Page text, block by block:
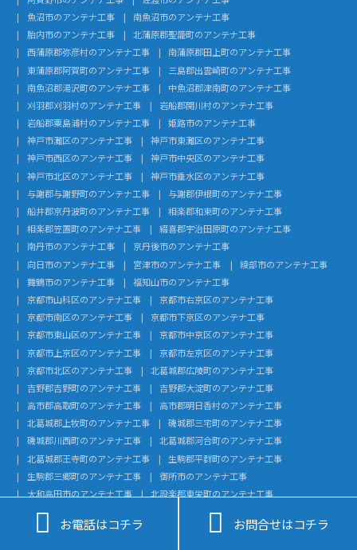
魚沼市のアンテナ工事
南魚沼市のアンテナ工事
胎内市のアンテナ工事
北蒲原郡聖籠町のアンテナ工事
西蒲原郡弥彦村のアンテナ工事
南蒲原郡田上町のアンテナ工事
東蒲原郡阿賀町のアンテナ工事
三島郡出雲崎町のアンテナ工事
南魚沼郡湯沢町のアンテナ工事
中魚沼郡津南町のアンテナ工事
刈羽郡刈羽村のアンテナ工事
岩船郡関川村のアンテナ工事
岩船郡粟島浦村のアンテナ工事
姫路市のアンテナ工事
神戸市灘区のアンテナ工事
神戸市東灘区のアンテナ工事
神戸市西区のアンテナ工事
神戸市中央区のアンテナ工事
神戸市北区のアンテナ工事
神戸市垂水区のアンテナ工事
与謝郡与謝野町のアンテナ工事
与謝郡伊根町のアンテナ工事
船井郡京丹波町のアンテナ工事
相楽郡和束町のアンテナ工事
相楽郡笠置町のアンテナ工事
綴喜郡宇治田原町のアンテナ工事
南丹市のアンテナ工事
京丹後市のアンテナ工事
向日市のアンテナ工事
宮津市のアンテナ工事
綾部市のアンテナ工事
舞鶴市のアンテナ工事
福知山市のアンテナ工事
京都市山科区のアンテナ工事
京都市右京区のアンテナ工事
京都市南区のアンテナ工事
京都市下京区のアンテナ工事
京都市東山区のアンテナ工事
京都市中京区のアンテナ工事
京都市上京区のアンテナ工事
京都市左京区のアンテナ工事
京都市北区のアンテナ工事
北葛城郡広陵町のアンテナ工事
吉野郡吉野町のアンテナ工事
吉野郡大淀町のアンテナ工事
高市郡高取町のアンテナ工事
高市郡明日香村のアンテナ工事
北葛城郡上牧町のアンテナ工事
磯城郡三宅町のアンテナ工事
磯城郡川西町のアンテナ工事
北葛城郡河合町のアンテナ工事
北葛城郡王寺町のアンテナ工事
生駒郡平群町のアンテナ工事
生駒郡三郷町のアンテナ工事
御所市のアンテナ工事
大和高田市のアンテナ工事
北設楽郡東栄町のアンテナ工事
北設楽郡設楽町のアンテナ工事
額田郡幸田町のアンテナ工事
知多郡武豊町のアンテナ工事
知多郡美浜町のアンテナ工事
 お電話はコチラ  お問合せはコチラ